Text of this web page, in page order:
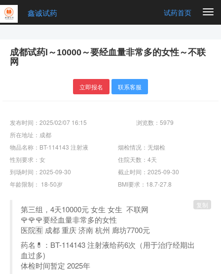
鑫诚试药 试药首页
成都试药l～10000～要经血量非常多的女性～不联
网
立即报名 联系客服
发布时间：2025/02/07 16:15
浏览数：5979
所在地址：成都
物品名称：BT-114143 注射液
烟检情况：无烟检
性别要求：女
住院天数：4天
到场时间：2025-09-30
截止时间：2025-09-30
年龄限制： 18-50岁
BMI要求：18.7-27.8
第三组，4天10000元 女生 女生 不联网
🌹🌹🌹要经血量非常多的女性
医院🈶 成都 重庆 济南 杭州 廊坊7700元
药名💊：BT-114143 注射液给药6次（用于治疗经期出
血过多)
体检时间暂定 2025年
复制